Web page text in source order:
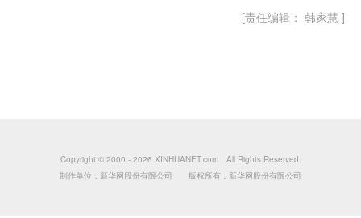
[责任编辑： 韩家慧 ]
Copyright © 2000 - 2026 XINHUANET.com All Rights Reserved.
制作单位：新华网股份有限公司 版权所有：新华网股份有限公司